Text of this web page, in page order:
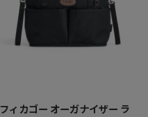
フィカゴー オーガナイザー ラ